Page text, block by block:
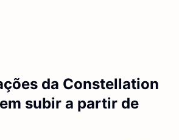
da Constellation
subir a partir de